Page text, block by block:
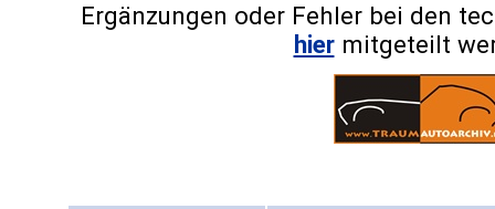
Ergänzungen oder Fehler bei den
hiermitgeteilt